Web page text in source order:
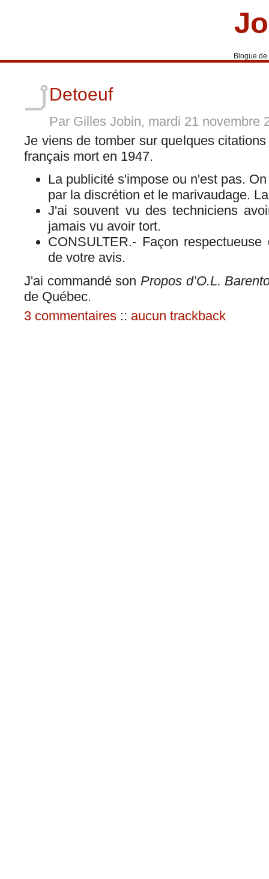
Blogue de
Detoeuf
Par Gilles Jobin, mardi 21 novembre
Je viens de tomber sur quelques citations
français mort en 1947.
La publicité s'impose ou n'est pas.
par la discrétion et le marivaudage.
J'ai souvent vu des techniciens
jamais vu avoir tort.
CONSULTER.- Façon
de votre avis.
J'ai commandé son Propos d’O.L.
de Québec.
3 commentaires :: aucun trackback